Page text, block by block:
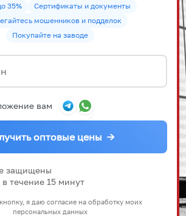
35%
Сертификаты и документы
мошенников и подделок
Покупайте на заводе
вам
оптовые цены →
защищены
течение 15 минут
я даю согласие на обработку моих
персональных данных